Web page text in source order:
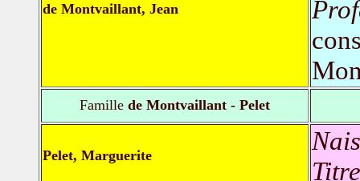
de Montvaillant, Jean
Famille de Montvaillant - Pelet
Pelet, Marguerite